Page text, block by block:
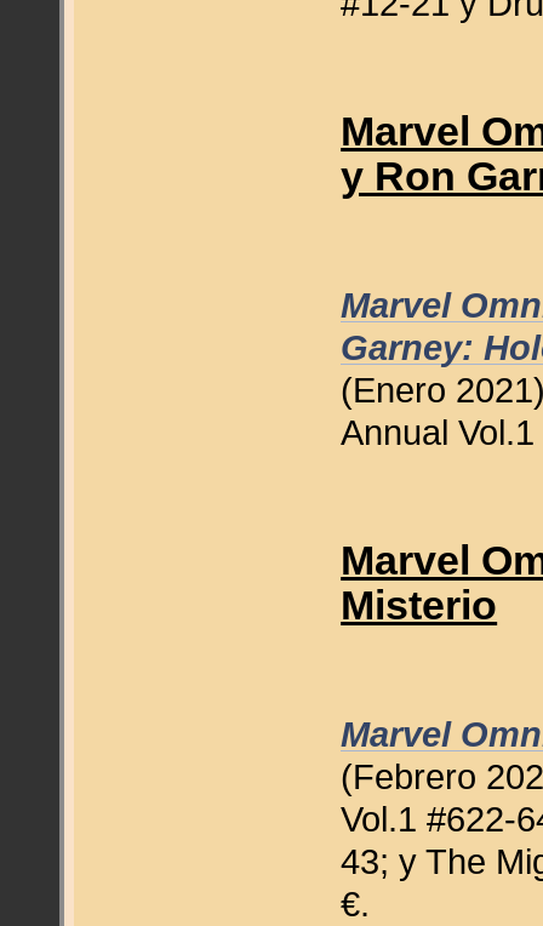
Marvel
y Ron
Marvel
Garney:
(Enero
Annual
Marvel
Misterio
Marvel
(Febrero
Vol.1 #622-
43; y The
€.